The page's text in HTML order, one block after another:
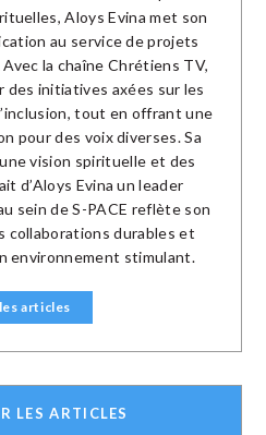
Aloys Evina met son
au service de projets
la chaîne Chrétiens TV,
des initiatives axées sur les
tout en offrant une
pour des voix diverses. Sa
vision spirituelle et des
d’Aloys Evina un leader
sein de S-PACE reflète son
collaborations durables et
environnement stimulant.
articles
LES ARTICLES